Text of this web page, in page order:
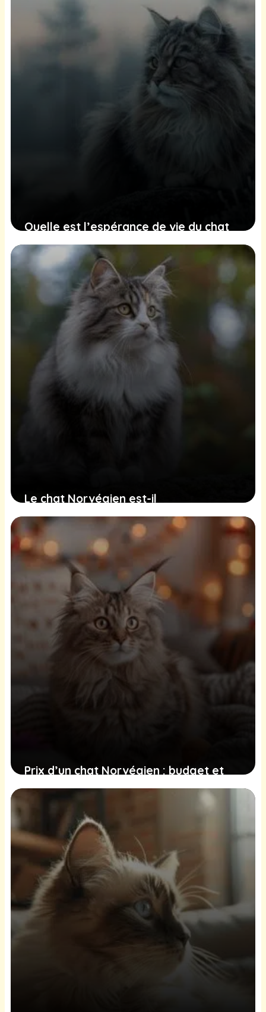
Quelle est l’espérance de vie du chat
Norvégien ?
24 juin 2025
Le chat Norvégien est-il
hypoallergénique ?
20 juin 2025
Prix d’un chat Norvégien : budget et
conseils d’achat